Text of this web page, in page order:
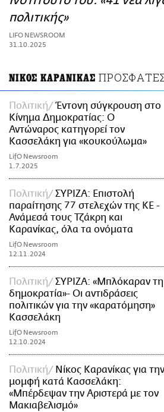
ΑΜΠΑ
PRINT
πολιτικής»
LIFO NEWSROOM
31.10.2025
ΝΙΚΟΣ ΚΑΡΑΝΙΚΑΣ ΠΡΟΣΦΑΤΕΣ
Πολιτική
Έντονη σύγκρουση στο
Κίνημα Δημοκρατίας: Ο
Αντώναρος κατηγορεί τον
Κασσελάκη για «κουκούλωμα»
LifO Newsroom
1.7.2025
Πολιτική
ΣΥΡΙΖΑ: Επιστολή
παραίτησης 77 στελεχών της ΚΕ -
Ανάμεσά τους Τζάκρη και
Καρανίκας, όλα τα ονόματα
LifO Newsroom
12.11.2024
Πολιτική
ΣΥΡΙΖΑ: «Μπλόκαραν τη
δημοκρατία»- Οι αντιδράσεις
πολιτικών για την «καρατόμηση»
Κασσελάκη
LifO Newsroom
12.10.2024
Πολιτική
Νίκος Καρανίκας για την
μομφή κατά Κασσελάκη:
«Μπέρδεψαν την Αριστερά με τον
Μακιαβελισμό»